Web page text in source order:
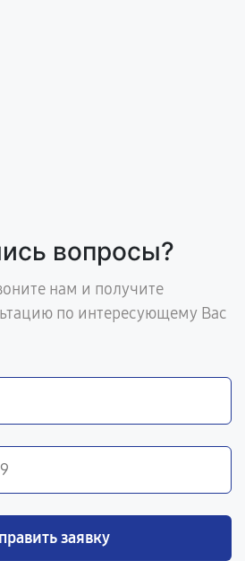
вопросы?
нам и получите
по интересующему Вас
заявку